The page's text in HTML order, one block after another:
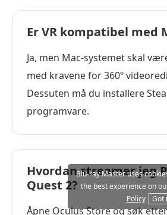
Er VR kompatibel med
Ja, men Mac-systemet skal
med kravene for 360º
Dessuten må du installere
programvare.
Hvordan streamer jeg
Quest 2?
Åpne Oculus Store og søk
Blu-ray Master uses
the best experience on
Policy
Got